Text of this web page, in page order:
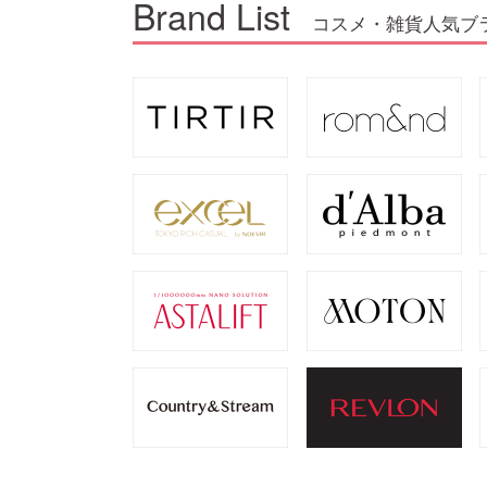
Brand List コスメ・雑貨人気ブ